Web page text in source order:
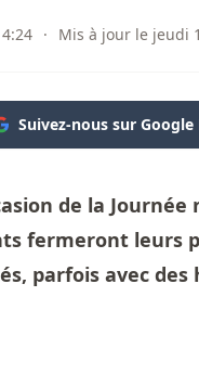
· Mis à jour le jeudi
Suivez-nous sur Google
de la
fermeront leurs
parfois avec des